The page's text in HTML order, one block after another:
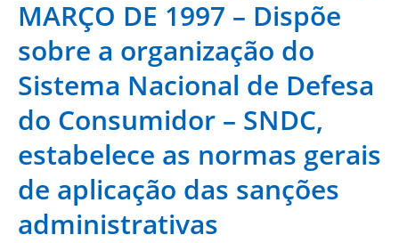
MARÇO DE 1997 – Dispõe
sobre a organização do
Sistema Nacional de Defesa
do Consumidor – SNDC,
estabelece as normas gerais
de aplicação das sanções
administrativas